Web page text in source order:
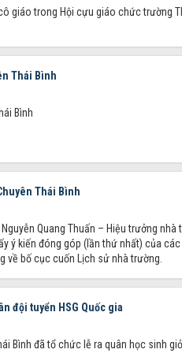
giáo trong Hội cựu giáo chức trường
Thái Bình
Bình
Thái Bình
Quang Thuấn – Hiệu trưởng nhà
ý kiến đóng góp (lần thứ nhất) của
bố cục cuốn Lịch sử nhà trường.
đội tuyển HSG Quốc gia
Bình đã tổ chức lễ ra quân học sinh